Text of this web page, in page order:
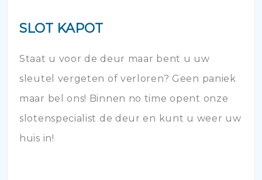
SLOT KAPOT
Staat u voor de deur maar bent u uw
sleutel vergeten of verloren? Geen paniek
maar bel ons! Binnen no time opent onze
slotenspecialist de deur en kunt u weer uw
huis in!